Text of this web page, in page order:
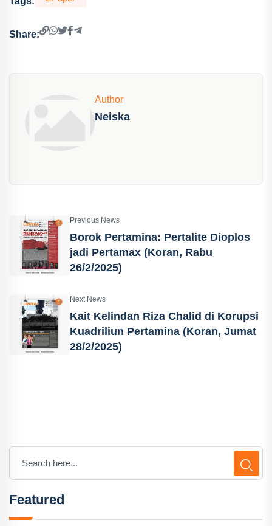
Share:
Author
Neiska
Previous News
Borok Pertamina: Pertalite Dioplos
jadi Pertamax (Koran, Rabu
26/2/2025)
Next News
Kait Kelindan Riza Chalid di Korupsi
Kuadriliun Pertamina (Koran, Jumat
28/2/2025)
Featured